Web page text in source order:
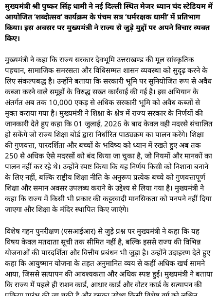
मुख्यमंत्री श्री पुष्कर सिंह धामी ने नई दिल्ली स्थित मेजर ध्यान चंद स्टेडियम में
आयोजित ‘शब्दोत्सव’ कार्यक्रम के पंचम सत्र ‘धर्मरक्षक धामी’ में प्रतिभाग
किया। इस अवसर पर मुख्यमंत्री ने राज्य से जुड़े मुद्दों पर अपने विचार व्यक्त
किए।
मुख्यमंत्री ने कहा कि राज्य सरकार देवभूमि उत्तराखण्ड की मूल सांस्कृतिक
पहचान, सामाजिक समरसता और विधिसम्मत शासन व्यवस्था को सुदृढ़ करने के
लिए संकल्पबद्ध है। उन्होंने बताया कि सरकारी भूमि पर सुनियोजित रूप से अवैध
कब्जा करने वाले समूहों के विरुद्ध सख्त कार्रवाई की गई है। इस अभियान के
अंतर्गत अब तक 10,000 एकड़ से अधिक सरकारी भूमि को अवैध कब्जों से
मुक्त कराया गया है। मुख्यमंत्री ने शिक्षा के क्षेत्र में राज्य सरकार के निर्णयों की
जानकारी देते हुए कहा कि 01 जुलाई, 2026 के बाद केवल वही मदरसे संचालित
हो सकेंगे जो राज्य शिक्षा बोर्ड द्वारा निर्धारित पाठ्यक्रम का पालन करेंगे। शिक्षा
की गुणवत्ता, पारदर्शिता और बच्चों के भविष्य को ध्यान में रखते हुए अब तक
250 से अधिक ऐसे मदरसों को बंद किया जा चुका है, जो नियमों और मानकों का
पालन नहीं कर रहे थे। उन्होंने स्पष्ट किया कि यह निर्णय किसी को निशाना बनाने
के लिए नहीं, बल्कि राष्ट्रीय शिक्षा नीति के अनुरूप प्रत्येक बच्चे को गुणवत्तापूर्ण
शिक्षा और समान अवसर उपलब्ध कराने के उद्देश्य से लिया गया है। मुख्यमंत्री ने
कहा कि राज्य में किसी भी प्रकार की कट्टरवादी मानसिकता को पनपने नहीं दिया
जाएगा और शिक्षा के मंदिर स्थापित किए जाएंगे।
विशेष गहन पुनरीक्षण (एसआईआर) से जुड़े प्रश्न पर मुख्यमंत्री ने कहा कि यह
विषय केवल मतदाता सूची तक सीमित नहीं है, बल्कि इससे राज्य की विभिन्न
योजनाओं की पारदर्शिता और वित्तीय प्रबंधन भी जुड़ा है। उन्होंने उदाहरण देते हुए
कहा कि आयुष्मान योजना के तहत अनुमानित व्यय से कहीं अधिक खर्च सामने
आया, जिससे सत्यापन की आवश्यकता और अधिक स्पष्ट हुई। मुख्यमंत्री ने बताया
कि राज्य में पहले ही राशन कार्ड, आधार कार्ड और वोटर कार्ड के सत्यापन की